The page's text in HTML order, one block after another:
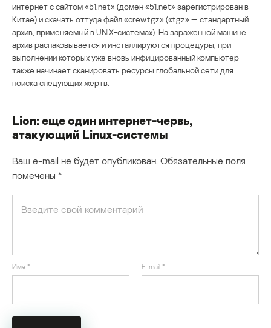
интернет с сайтом «51.net» (домен «51.net» зарегистрирован в
Китае) и скачать оттуда файл «crew.tgz» («tgz» — стандартный
архив, применяемый в UNIX-системах). На зараженной машине
архив распаковывается и инсталлируются процедуры, при
выполнении которых уже вновь инфицированный компьютер
также начинает сканировать ресурсы глобальной сети для
поиска следующих жертв.
Lion: еще один интернет-червь,
атакующий Linux-системы
Ваш e-mail не будет опубликован. Обязательные поля
помечены *
Имя * E-mail *